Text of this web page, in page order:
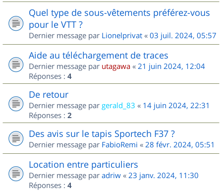
Quel type de sous-vêtements préférez-vous
pour le VTT ?
Dernier message par Lionelprivat « 03 juil. 2024, 05:57
Aide au téléchargement de traces
Dernier message par utagawa « 21 juin 2024, 12:04
Réponses : 4
De retour
Dernier message par gerald_83 « 14 juin 2024, 22:31
Réponses : 2
Des avis sur le tapis Sportech F37 ?
Dernier message par FabioRemi « 28 févr. 2024, 05:51
Location entre particuliers
Dernier message par adriw « 23 janv. 2024, 11:30
Réponses : 4